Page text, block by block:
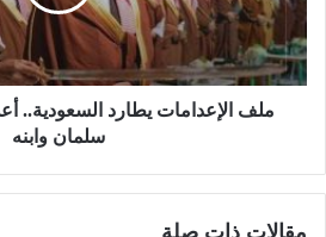
ملف الإعدامات يطارد السعودية..
سلمان وابنه
مقالات ذات صلة